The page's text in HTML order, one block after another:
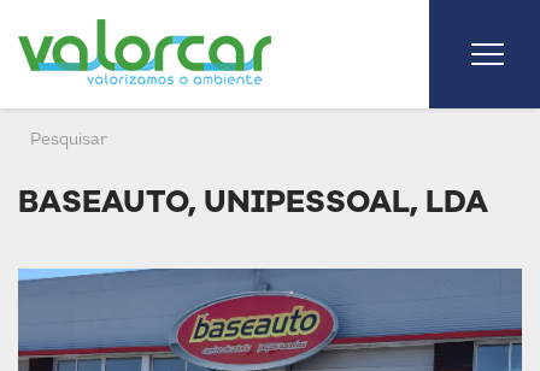
BASEAUTO, UNIPESSOAL, LDA